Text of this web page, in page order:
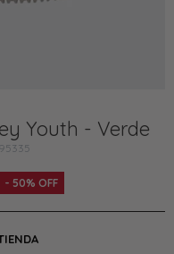
Youth - Verde
50